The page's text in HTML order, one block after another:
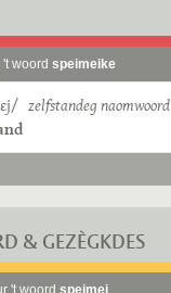
woord speimeike
zelfstandeg naomwoord
& GEZÈGKDES
't woord speimei